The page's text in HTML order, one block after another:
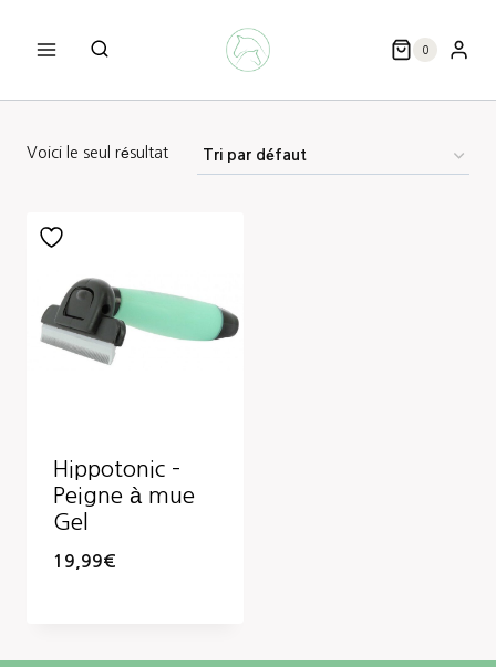
0
Voici le seul résultat
Hippotonic –
Peigne à mue
Gel
19,99€